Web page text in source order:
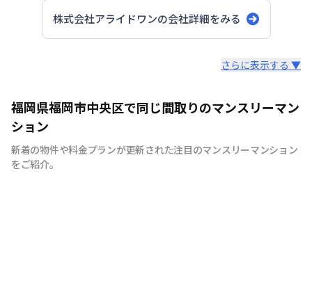
株式会社アライドワンの会社詳細をみる
私たちは福岡の街が大好きです。だからこそ知って欲しい
福岡の魅力。 滞在中の宿泊費を少しでも安く抑える事に
より魅力ある福岡を大いに満喫していただきたいから。
それが私たちの想いです。
さらに表示する ▼
福岡県福岡市中央区で同じ間取りのマンスリーマン
ション
新着の物件や料金プランが更新された注目のマンスリーマンション
をご紹介。